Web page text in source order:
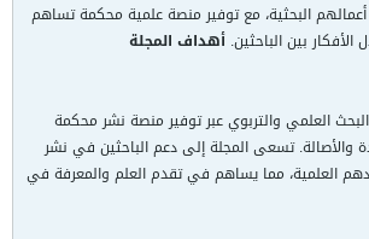
البحثية، مع توفير منصة علمية محكمة تساهم
بين الباحثين. أهداف المجلة
العلمي والتربوي عبر توفير منصة نشر محكمة
والأصالة. تسعى المجلة إلى دعم الباحثين في نشر
العلمية، مما يساهم في تقدم العلم والمعرفة في